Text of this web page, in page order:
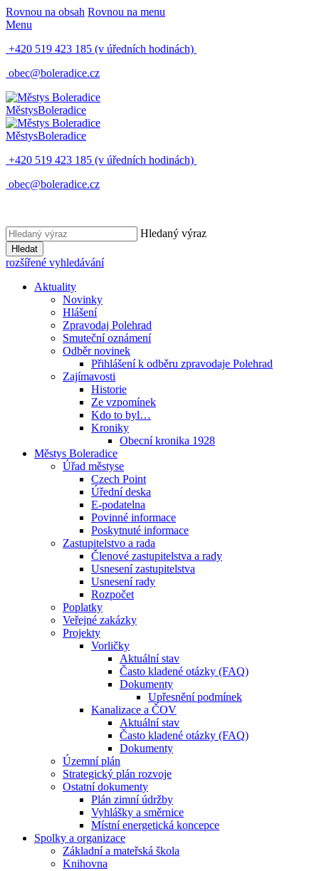
Rovnou na obsah Rovnou na menu
Menu
+420 519 423 185 (v úředních hodinách)
obec@boleradice.cz
MěstysBoleradice
MěstysBoleradice
+420 519 423 185 (v úředních hodinách)
obec@boleradice.cz
Hledaný výraz
Hledat
rozšířené vyhledávání
Aktuality
Novinky
Hlášení
Zpravodaj Polehrad
Smuteční oznámení
Odběr novinek
Přihlášení k odběru zpravodaje Polehrad
Zajímavosti
Historie
Ze vzpomínek
Kdo to byl…
Kroniky
Obecní kronika 1928
Městys Boleradice
Úřad městyse
Czech Point
Úřední deska
E-podatelna
Povinné informace
Poskytnuté informace
Zastupitelstvo a rada
Členové zastupitelstva a rady
Usnesení zastupitelstva
Usnesení rady
Rozpočet
Poplatky
Veřejné zakázky
Projekty
Vorličky
Aktuální stav
Často kladené otázky (FAQ)
Dokumenty
Upřesnění podmínek
Kanalizace a ČOV
Aktuální stav
Často kladené otázky (FAQ)
Dokumenty
Územní plán
Strategický plán rozvoje
Ostatní dokumenty
Plán zimní údržby
Vyhlášky a směrnice
Místní energetická koncepce
Spolky a organizace
Základní a mateřská škola
Knihovna